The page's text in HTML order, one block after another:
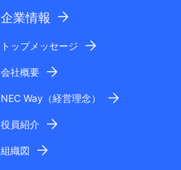
企業情報
トップメッセージ
会社概要
NEC Way（経営理念）
役員紹介
組織図